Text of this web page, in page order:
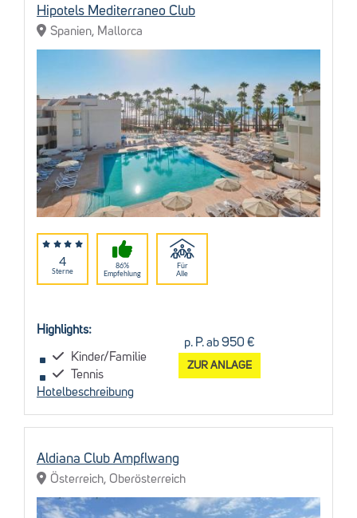
Hipotels Mediterraneo Club
Spanien, Mallorca
4
Sterne
86%
Empfehlung
Für
Alle
Highlights:
Kinder/Familie
Tennis
Hotelbeschreibung
p. P. ab 950 €
ZUR ANLAGE
Aldiana Club Ampflwang
Österreich, Oberösterreich